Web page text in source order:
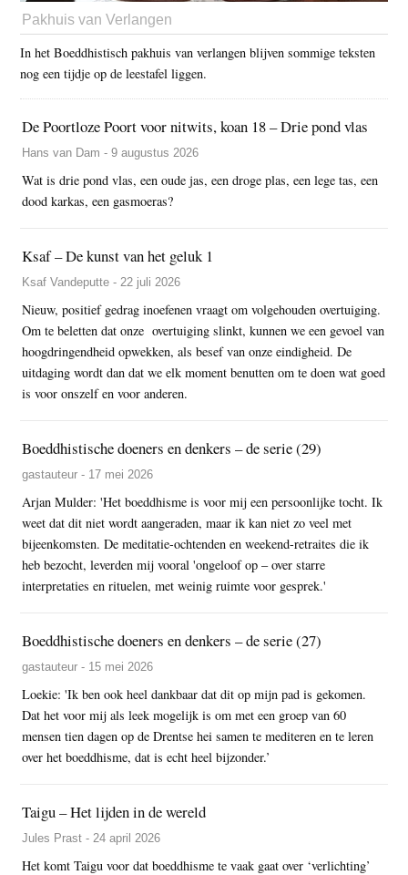
Pakhuis van Verlangen
In het Boeddhistisch pakhuis van verlangen blijven sommige teksten
nog een tijdje op de leestafel liggen.
De Poortloze Poort voor nitwits, koan 18 – Drie pond vlas
Hans van Dam - 9 augustus 2026
Wat is drie pond vlas, een oude jas, een droge plas, een lege tas, een
dood karkas, een gasmoeras?
Ksaf – De kunst van het geluk 1
Ksaf Vandeputte - 22 juli 2026
Nieuw, positief gedrag inoefenen vraagt om volgehouden overtuiging.
Om te beletten dat onze overtuiging slinkt, kunnen we een gevoel van
hoogdringendheid opwekken, als besef van onze eindigheid. De
uitdaging wordt dan dat we elk moment benutten om te doen wat goed
is voor onszelf en voor anderen.
Boeddhistische doeners en denkers – de serie (29)
gastauteur - 17 mei 2026
Arjan Mulder: 'Het boeddhisme is voor mij een persoonlijke tocht. Ik
weet dat dit niet wordt aangeraden, maar ik kan niet zo veel met
bijeenkomsten. De meditatie-ochtenden en weekend-retraites die ik
heb bezocht, leverden mij vooral 'ongeloof op – over starre
interpretaties en rituelen, met weinig ruimte voor gesprek.'
Boeddhistische doeners en denkers – de serie (27)
gastauteur - 15 mei 2026
Loekie: 'Ik ben ook heel dankbaar dat dit op mijn pad is gekomen.
Dat het voor mij als leek mogelijk is om met een groep van 60
mensen tien dagen op de Drentse hei samen te mediteren en te leren
over het boeddhisme, dat is echt heel bijzonder.’
Taigu – Het lijden in de wereld
Jules Prast - 24 april 2026
Het komt Taigu voor dat boeddhisme te vaak gaat over ‘verlichting’